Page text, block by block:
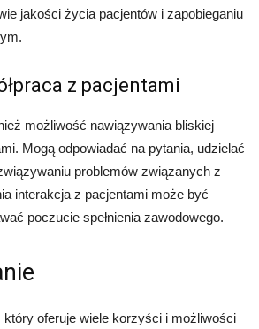
jakości życia pacjentów i zapobieganiu
z pacjentami
możliwość nawiązywania bliskiej
Mogą odpowiadać na pytania, udzielać
problemów związanych z
interakcja z pacjentami może być
poczucie spełnienia zawodowego.
który oferuje wiele korzyści i możliwości